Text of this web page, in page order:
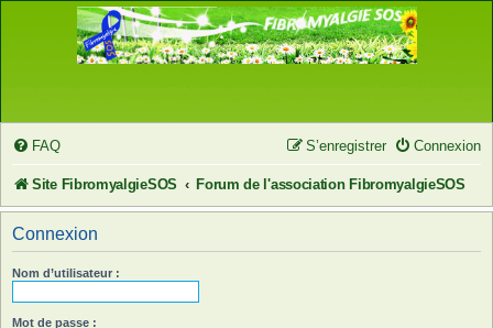
FAQ Connexion
S’enregistrer
Site FibromyalgieSOS Forum de l'association FibromyalgieSOS
Connexion
Nom d’utilisateur :
Mot de passe :